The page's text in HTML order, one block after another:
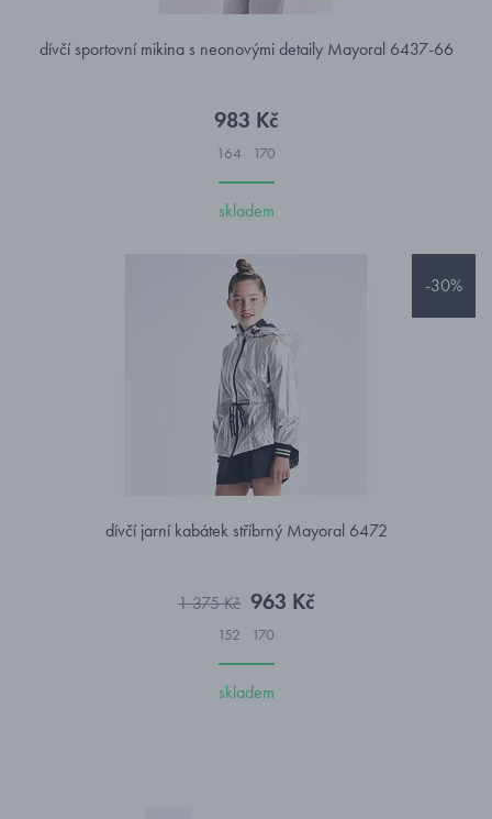
dívčí sportovní mikina s neonovými detaily Mayoral 6437-66
983 Kč
164 170
skladem
-30%
dívčí jarní kabátek stříbrný Mayoral 6472
1 375 Kč 963 Kč
152 170
skladem